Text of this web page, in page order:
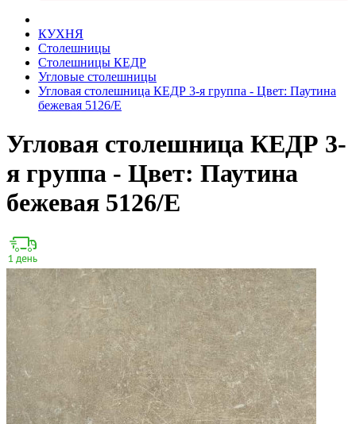
КУХНЯ
Столешницы
Столешницы КЕДР
Угловые столешницы
Угловая столешница КЕДР 3-я группа - Цвет: Паутина
бежевая 5126/E
Угловая столешница КЕДР 3-
я группа - Цвет: Паутина
бежевая 5126/E